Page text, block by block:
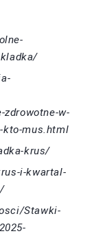
zdrowotne-w-
kto-mus.html
krus/
i-kwartal-
Stawki-